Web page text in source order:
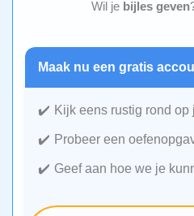
Wil je bijles geven
Maak nu een gratis
Kijk eens rustig rond op
Probeer een
Geef aan hoe we je